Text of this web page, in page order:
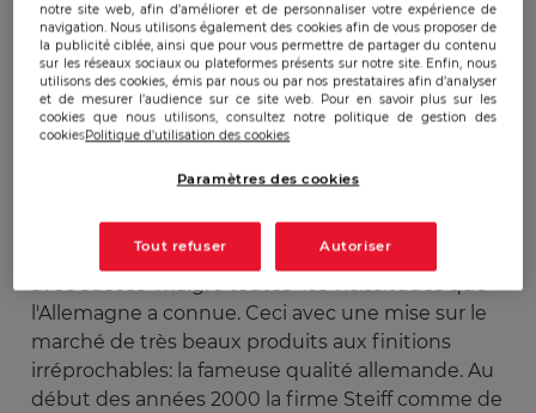
Depuis longtemps la tradition allemande veut
que l'on offre un ours en peluche aux très jeunes
enfants. Celui-ci accompagnera l'enfant toute sa
jeunesse et sera pieusement conservé ensuite
afin de le montrer a la future génération. Une
production de ces jouets depuis 1904, elle se
nomme Steiff celle ci a traversé le 20ème siècle
avec succès malgré toutes les vicissitudes que
l'Allemagne a connue. Ceci avec une mise sur le
marché de très beaux produits aux finitions
irréprochables: la fameuse qualité allemande. Au
début des années 2000 la firme Steiff comme de
notre site web, afin d’améliorer et de personnaliser votre expérience de
navigation. Nous utilisons également des cookies afin de vous proposer de
la publicité ciblée, ainsi que pour vous permettre de partager du contenu
sur les réseaux sociaux ou plateformes présents sur notre site. Enfin, nous
utilisons des cookies, émis par nous ou par nos prestataires afin d’analyser
et de mesurer l’audience sur ce site web. Pour en savoir plus sur les
cookies que nous utilisons, consultez notre politique de gestion des
cookiesPolitique d'utilisation des cookies
Paramètres des cookies
Tout refuser Autoriser